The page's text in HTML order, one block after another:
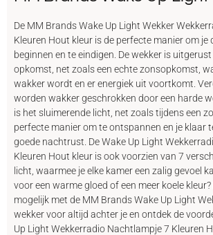
De MM Brands Wake Up Light Wekker
Kleuren Hout kleur is de perfecte manier om je
beginnen en te eindigen. De wekker is
opkomst, net zoals een echte zonsopkomst,
wakker wordt en er energiek uit voortkomt.
worden wakker geschrokken door een harde
is het sluimerende licht, net zoals tijdens een
perfecte manier om te ontspannen en je klaar
goede nachtrust. De Wake Up Light
Kleuren Hout kleur is ook voorzien van 7
licht, waarmee je elke kamer een zalig gevoel
voor een warme gloed of een meer koele kleur?
mogelijk met de MM Brands Wake Up Light
wekker voor altijd achter je en ontdek de
Up Light Wekkerradio Nachtlampje 7 Kleuren